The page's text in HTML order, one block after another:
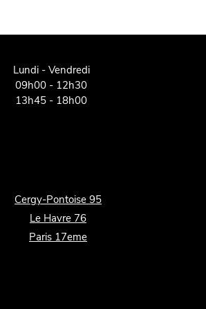
Lundi - Vendredi
09h00 - 12h30
13h45 - 18h00
Cergy-Pontoise 95
Le Havre 76
Paris 17eme